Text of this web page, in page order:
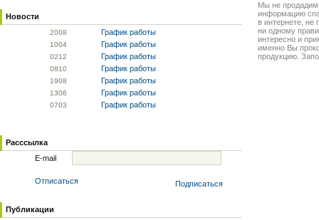
Новости
2008 График работы
1004 График работы
0212 График работы
0810 График работы
1908 График работы
1306 График работы
0703 График работы
Расссылка
E-mail
Отписаться Подписаться
Публикации
Мы не
информацию
в интернете, не
ни одному
интересно и
именно Вы
продукцию.